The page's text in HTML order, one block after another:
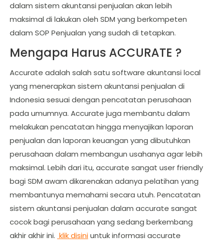
dalam sistem akuntansi penjualan akan lebih
maksimal di lakukan oleh SDM yang berkompeten
dalam SOP Penjualan yang sudah di tetapkan.
Mengapa Harus ACCURATE ?
Accurate adalah salah satu software akuntansi local
yang menerapkan sistem akuntansi penjualan di
Indonesia sesuai dengan pencatatan perusahaan
pada umumnya. Accurate juga membantu dalam
melakukan pencatatan hingga menyajikan laporan
penjualan dan laporan keuangan yang dibutuhkan
perusahaan dalam membangun usahanya agar lebih
maksimal. Lebih dari itu, accurate sangat user friendly
bagi SDM awam dikarenakan adanya pelatihan yang
membantunya memahami secara utuh. Pencatatan
sistem akuntansi penjualan dalam accurate sangat
cocok bagi perusahaan yang sedang berkembang
akhir akhir ini. klik disiniuntuk informasi accurate